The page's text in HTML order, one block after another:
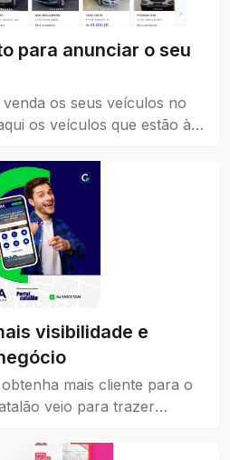
para anunciar o seu
os seus veículos no
os veículos que estão à
visibilidade e
mais cliente para o
veio para trazer
média e grande.